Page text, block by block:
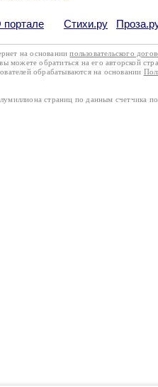
Стихи.ру
на основаниипользовательского
можете обратиться на его авторской
обрабатываются на основании
страниц по данным счетчика